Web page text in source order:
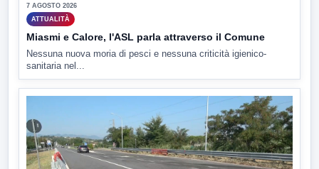
7 AGOSTO 2026
ATTUALITÀ
Miasmi e Calore, l'ASL parla attraverso il Comune
Nessuna nuova moria di pesci e nessuna criticità igienico-
sanitaria nel...